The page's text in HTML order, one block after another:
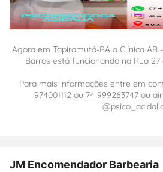
Agora em Tapiramutá-BA a Clínica AB
Barros está funcionando na Rua 27
Para mais informações entre em
974001112 ou 74 999263747 ou
JM Encomendador Barbearia